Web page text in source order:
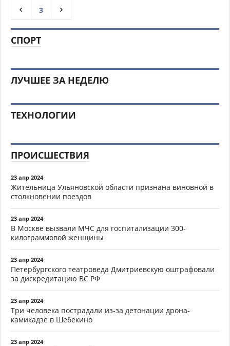
3
СПОРТ
ЛУЧШЕЕ ЗА НЕДЕЛЮ
ТЕХНОЛОГИИ
ПРОИСШЕСТВИЯ
23 апр 2024
Жительница Ульяновской области признана виновной в
столкновении поездов
23 апр 2024
В Москве вызвали МЧС для госпитализации 300-
килограммовой женщины
23 апр 2024
Петербургского театроведа Дмитриевскую оштрафовали
за дискредитацию ВС РФ
23 апр 2024
Три человека пострадали из-за детонации дрона-
камикадзе в Шебекино
23 апр 2024